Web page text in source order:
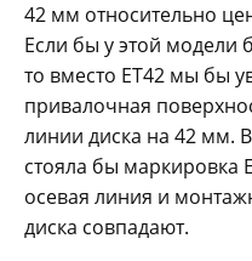
42 мм относительно
Если бы у этой модели
то вместо ET42 мы бы
привалочная
линии диска на 42 мм.
стояла бы маркировка
осевая линия и
диска совпадают.